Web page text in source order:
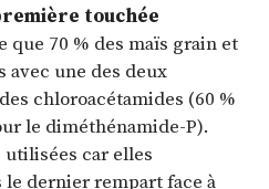
touchée
que 70 % des maïs grain et
avec une des deux
chloroacétamides (60 %
le diméthénamide-P).
car elles
dernier rempart face à